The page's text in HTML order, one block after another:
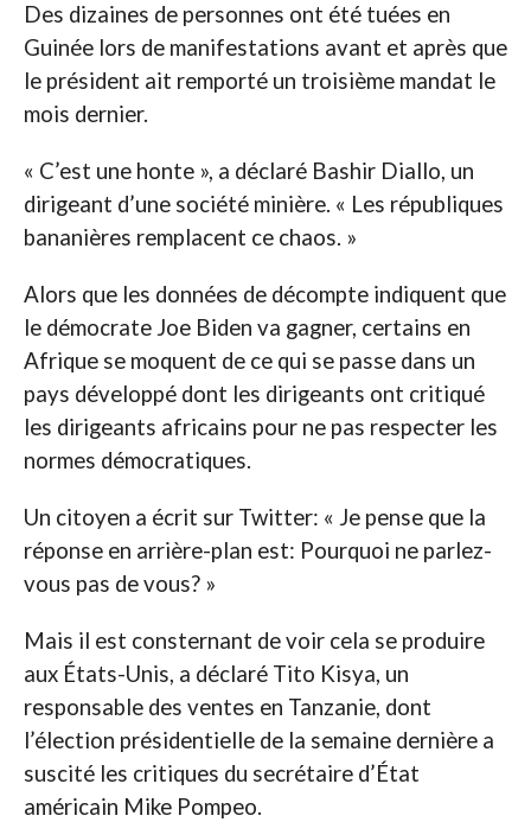
Des dizaines de personnes ont été tuées en
Guinée lors de manifestations avant et après que
le président ait remporté un troisième mandat le
mois dernier.
« C’est une honte », a déclaré Bashir Diallo, un
dirigeant d’une société minière. « Les républiques
bananières remplacent ce chaos. »
Alors que les données de décompte indiquent que
le démocrate Joe Biden va gagner, certains en
Afrique se moquent de ce qui se passe dans un
pays développé dont les dirigeants ont critiqué
les dirigeants africains pour ne pas respecter les
normes démocratiques.
Un citoyen a écrit sur Twitter: « Je pense que la
réponse en arrière-plan est: Pourquoi ne parlez-
vous pas de vous? »
Mais il est consternant de voir cela se produire
aux États-Unis, a déclaré Tito Kisya, un
responsable des ventes en Tanzanie, dont
l’élection présidentielle de la semaine dernière a
suscité les critiques du secrétaire d’État
américain Mike Pompeo.